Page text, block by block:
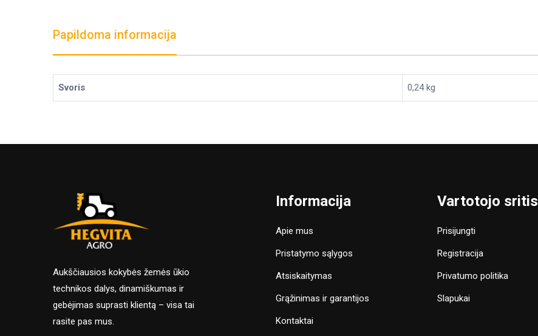
Papildoma informacija
Svoris 0,24 kg
Aukščiausios kokybės žemės ūkio
technikos dalys, dinamiškumas ir
gebėjimas suprasti klientą – visa tai
rasite pas mus.
Informacija
Apie mus
Pristatymo sąlygos
Atsiskaitymas
Grąžinimas ir garantijos
Kontaktai
Vartotojo sritis
Prisijungti
Registracija
Privatumo politika
Slapukai